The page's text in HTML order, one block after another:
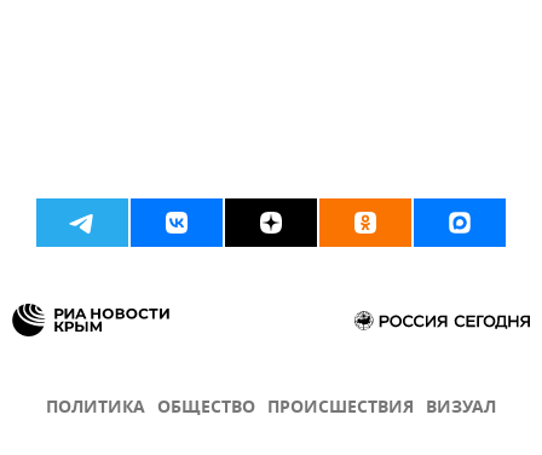
ПОЛИТИКА ОБЩЕСТВО ПРОИСШЕСТВИЯ ВИЗУАЛ